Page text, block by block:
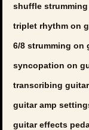
shuffle strumming
triplet rhythm on
6/8 strumming on
syncopation on
transcribing guitar
guitar amp
guitar effects